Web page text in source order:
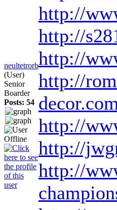
neultetrorb
(User)
Senior
Boarder
Posts: 54
http://
http://
http://
http://
http://
http://
http://